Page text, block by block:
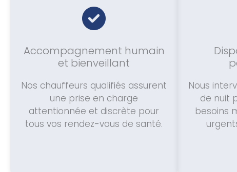
Accompagnement humain
et bienveillant
Nos chauffeurs qualifiés assurent
une prise en charge
attentionnée et discrète pour
tous vos rendez-vous de santé.
Nous
de nuit
besoins